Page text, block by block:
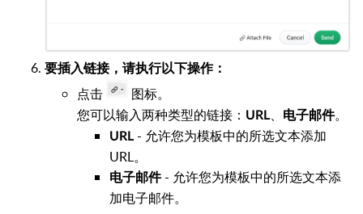
要插入链接，请执行以下操作：
点击
图标。
您可以输入两种类型的链接： URL、 电子邮件。
URL - 允许您为模板中的所选文本添加
URL。
电子邮件- 允许您为模板中的所选文本添
加电子邮件。